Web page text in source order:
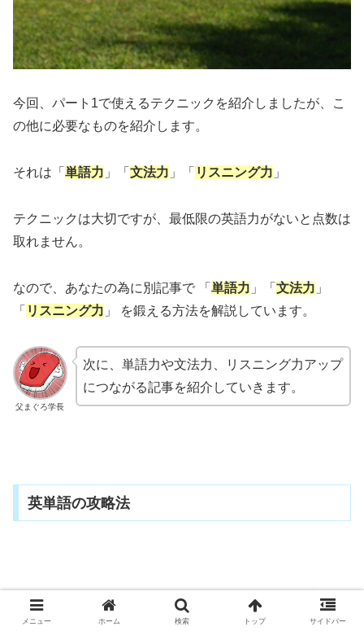
今回、パート1で使えるテクニックを紹介しましたが、こ
の他に必要なものを紹介します。
それは「 単語力 」「 文法力 」「 リスニング力 」
テクニックは大切ですが、最低限の英語力がないと点数は
取れません。
なので、あなたの為に別記事で 「 単語力 」「 文法力 」
「 リスニング力 」 を鍛える方法を解説しています。
父まぐろ学長
次に、単語力や文法力、リスニング力アップ
につながる記事を紹介していきます。
英単語の攻略法
メニュー ホーム 検索 トップ サイドバー